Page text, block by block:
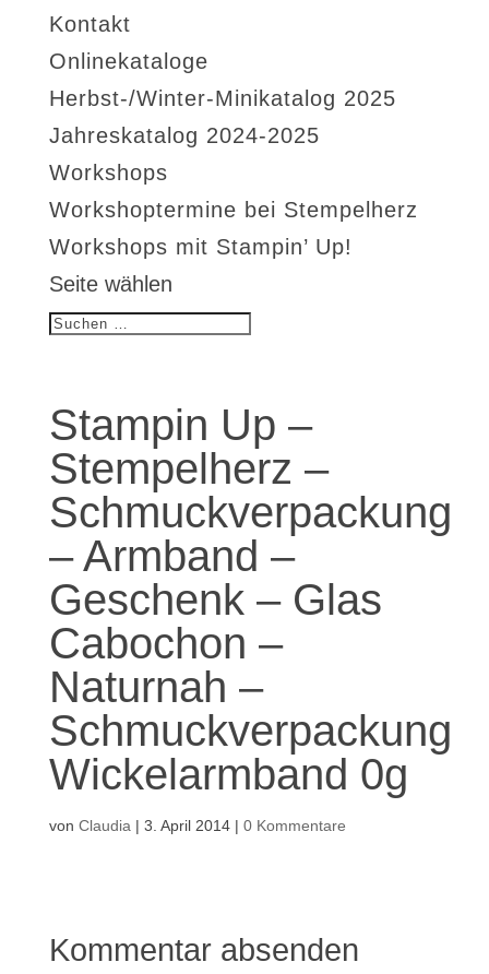
Kontakt
Onlinekataloge
Herbst-/Winter-Minikatalog 2025
Jahreskatalog 2024-2025
Workshops
Workshoptermine bei Stempelherz
Workshops mit Stampin’ Up!
Seite wählen
Stampin Up –
Stempelherz –
Schmuckverpackung
– Armband –
Geschenk – Glas
Cabochon –
Naturnah –
Schmuckverpackung
Wickelarmband 0g
von Claudia | 3. April 2014| 0 Kommentare
Kommentar absenden